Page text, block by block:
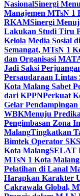
NasionalSinergi
Manajemen MTsN 1
RKAMSinergi
Lakukan Studi Tiru
Kelola Media Sosial
Semangat, MTsN 1
dan Organisasi
Jadi Saksi
Persaudaraan Lintas
Kota Malang Sabet
dari KPPNPerkuat
Gelar
WBKMenuju
Pengimbasan Zona
MalangTingkatkan
Bimtek Operator
Kota MalangSELAT
MTsN 1 Kota
Pelatihan di Lanal
Harapkan Karakter
Cakrawala Global,